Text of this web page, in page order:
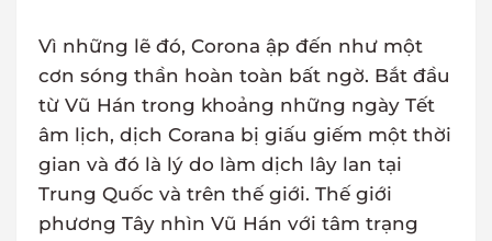
Vì những lẽ đó, Corona ập đến như một
cơn sóng thần hoàn toàn bất ngờ. Bắt đầu
từ Vũ Hán trong khoảng những ngày Tết
âm lịch, dịch Corana bị giấu giếm một thời
gian và đó là lý do làm dịch lây lan tại
Trung Quốc và trên thế giới. Thế giới
phương Tây nhìn Vũ Hán với tâm trạng